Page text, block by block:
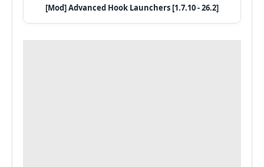
[Mod] Advanced Hook Launchers [1.7.10 - 26.2]